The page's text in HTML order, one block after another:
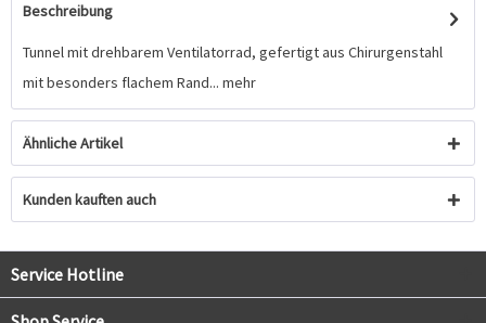
Beschreibung
Tunnel mit drehbarem Ventilatorrad, gefertigt aus Chirurgenstahl
mit besonders flachem Rand... mehr
Ähnliche Artikel
Kunden kauften auch
Service Hotline